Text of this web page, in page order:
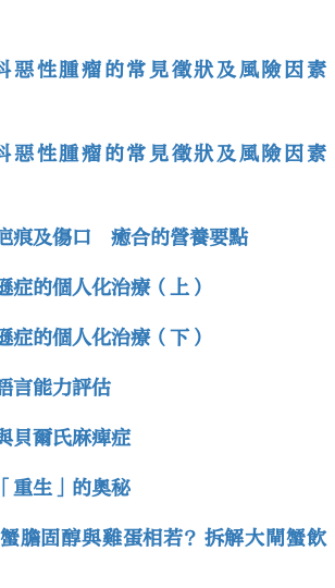
惡性腫瘤的常見徵狀及風險因素
惡性腫瘤的常見徵狀及風險因素
痕及傷口 癒合的營養要點
症的個人化治療（上）
症的個人化治療（下）
言能力評估
貝爾氏麻痺症
重生」的奧秘
膽固醇與雞蛋相若？拆解大閘蟹飲